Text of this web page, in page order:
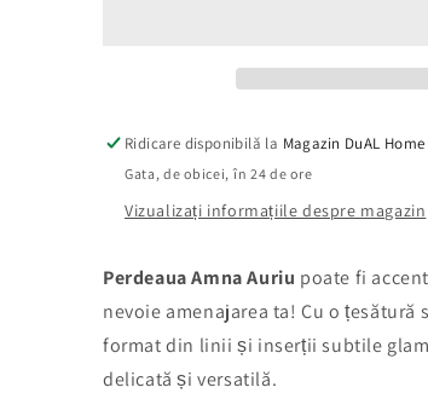
Ridicare disponibilă la Magazin DuAL
Gata, de obicei, în 24 de ore
Vizualizați informațiile despre magazin
Perdeaua Amna Auriu poate fi
nevoie amenajarea ta! Cu o țesătură
format din linii și inserții subtile
delicată și versatilă.